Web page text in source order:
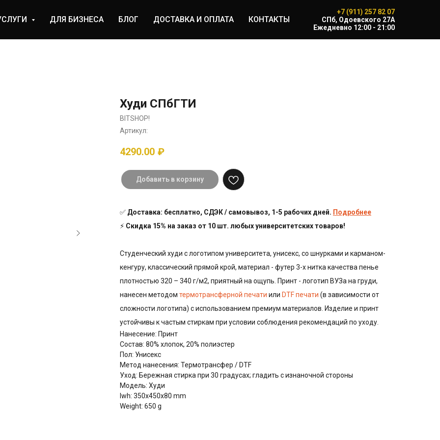
ДЛЯ БИЗНЕСА БЛОГ ДОСТАВКА И ОПЛАТА КОНТАКТЫ
+7 (911) 257 82 07
CПб, Одоевского 27А
Ежедневно 12:00 - 21:00
Худи СПбГТИ
BITSHOP!
Артикул:
4290.00 ₽
Добавить в корзину
✅ Доставка: бесплатно, СДЭК / самовывоз, 1-5 рабочих дней. Подробнее
⚡ Скидка 15% на заказ от 10 шт. любых университетских товаров!
Студенческий худи с логотипом университета, унисекс, со шнурками и карманом-
кенгуру, классический прямой крой, материал - футер 3-х нитка качества пенье
плотностью 320 – 340 г/м2, приятный на ощупь. Принт - логотип ВУЗа на груди,
нанесен методом термотрансферной печати или DTF печати (в зависимости от
сложности логотипа) с использованием премиум материалов. Изделие и принт
устойчивы к частым стиркам при условии соблюдения рекомендаций по уходу.
Нанесение: Принт
Состав: 80% хлопок, 20% полиэстер
Пол: Унисекс
Метод нанесения: Термотрансфер / DTF
Уход: Бережная стирка при 30 градусах; гладить с изнаночной стороны
Модель: Худи
lwh: 350x450x80 mm
Weight: 650 g